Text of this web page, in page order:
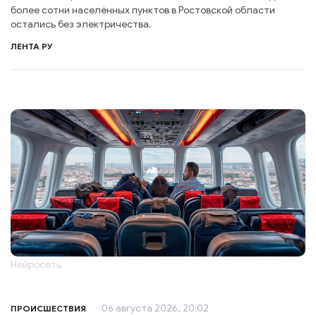
более сотни населённых пунктов в Ростовской области
остались без электричества.
ЛЕНТА РУ
Нейросеть
ПРОИСШЕСТВИЯ 06 августа 2026, 20:02